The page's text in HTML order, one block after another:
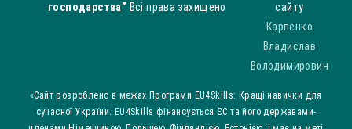
господарства” Всі права захищено
сайту
Карпенко
Владислав
Володимирович
«Сайт розроблено в межах Програми EU4Skills: Кращі навички для
сучасної України. EU4Skills фінансується ЄС та його державами-